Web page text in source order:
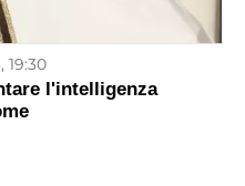
19:30
l'intelligenza